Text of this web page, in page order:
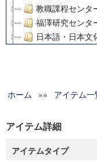
教職課程センタ
福澤研究センタ
日本語・日本文
グローバルリサ
科学研究費補助
慶應義塾大学
ホーム »» アイテム一
アイテム詳細
アイテムタイプ